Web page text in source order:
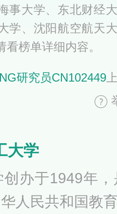
事大学、东北财经
学、沈阳航空航天
榜单详细内容。
研究员CN102449
大学
办于1949年
人民共和国教